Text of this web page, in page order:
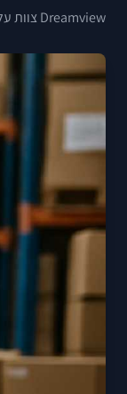
Dreamview צוות על ידי פורסם